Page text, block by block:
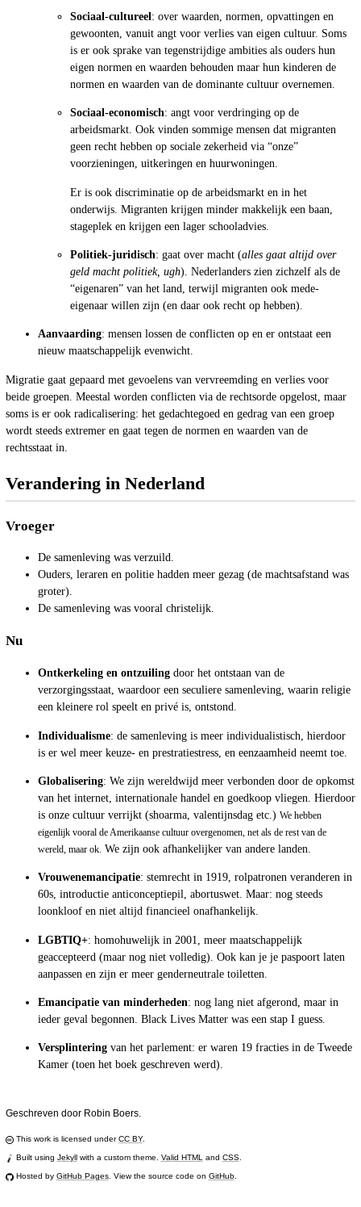
Sociaal-cultureel: over waarden, normen, opvattingen en
gewoonten, vanuit angt voor verlies van eigen cultuur. Soms
is er ook sprake van tegenstrijdige ambities als ouders hun
eigen normen en waarden behouden maar hun kinderen de
normen en waarden van de dominante cultuur overnemen.
Sociaal-economisch: angt voor verdringing op de
arbeidsmarkt. Ook vinden sommige mensen dat migranten
geen recht hebben op sociale zekerheid via “onze”
voorzieningen, uitkeringen en huurwoningen.
Er is ook discriminatie op de arbeidsmarkt en in het
onderwijs. Migranten krijgen minder makkelijk een baan,
stageplek en krijgen een lager schooladvies.
Politiek-juridisch: gaat over macht (alles gaat altijd over
geld macht politiek, ugh). Nederlanders zien zichzelf als de
“eigenaren” van het land, terwijl migranten ook mede-
eigenaar willen zijn (en daar ook recht op hebben).
Aanvaarding: mensen lossen de conflicten op en er ontstaat een
nieuw maatschappelijk evenwicht.
Migratie gaat gepaard met gevoelens van vervreemding en verlies voor
beide groepen. Meestal worden conflicten via de rechtsorde opgelost, maar
soms is er ook radicalisering: het gedachtegoed en gedrag van een groep
wordt steeds extremer en gaat tegen de normen en waarden van de
rechtsstaat in.
Verandering in Nederland
Vroeger
De samenleving was verzuild.
Ouders, leraren en politie hadden meer gezag (de machtsafstand was
groter).
De samenleving was vooral christelijk.
Nu
Ontkerkeling en ontzuiling door het ontstaan van de
verzorgingsstaat, waardoor een seculiere samenleving, waarin religie
een kleinere rol speelt en privé is, ontstond.
Individualisme: de samenleving is meer individualistisch, hierdoor
is er wel meer keuze- en prestratiestress, en eenzaamheid neemt toe.
Globalisering: We zijn wereldwijd meer verbonden door de opkomst
van het internet, internationale handel en goedkoop vliegen. Hierdoor
is onze cultuur verrijkt (shoarma, valentijnsdag etc.) We hebben
eigenlijk vooral de Amerikaanse cultuur overgenomen, net als de rest van de
wereld, maar ok. We zijn ook afhankelijker van andere landen.
Vrouwenemancipatie: stemrecht in 1919, rolpatronen veranderen in
60s, introductie anticonceptiepil, abortuswet. Maar: nog steeds
loonkloof en niet altijd financieel onafhankelijk.
LGBTIQ+: homohuwelijk in 2001, meer maatschappelijk
geaccepteerd (maar nog niet volledig). Ook kan je je paspoort laten
aanpassen en zijn er meer genderneutrale toiletten.
Emancipatie van minderheden: nog lang niet afgerond, maar in
ieder geval begonnen. Black Lives Matter was een stap I guess.
Versplintering van het parlement: er waren 19 fracties in de Tweede
Kamer (toen het boek geschreven werd).
Geschreven door Robin Boers.
This work is licensed underCC BY.
Built using Jekyll with a custom theme. Valid HTMLand CSS.
Hosted by GitHub Pages. View the source code on GitHub.